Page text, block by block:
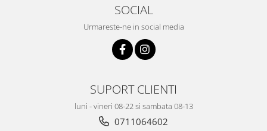
SOCIAL
Urmareste-ne in social media
SUPORT CLIENTI
luni - vineri 08-22 si sambata 08-13
0711064602